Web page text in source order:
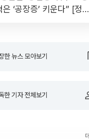
은 ‘공장증’ 키운다” [정치
한 뉴스 모아보기
한 기자 전체보기